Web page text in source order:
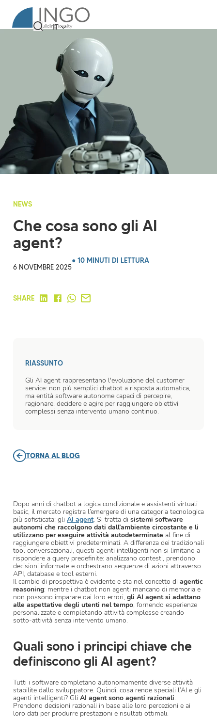
IT
NEWS
Che cosa sono gli AI
agent?
6 NOVEMBRE 2025
● 10 MINUTI DI LETTURA
SHARE
RIASSUNTO
Gli AI agent rappresentano l'evoluzione del customer
service: non più semplici chatbot a risposta automatica,
ma entità software autonome capaci di percepire,
ragionare, decidere e agire per raggiungere obiettivi
complessi senza intervento umano continuo.
TORNA AL BLOG
Dopo anni di chatbot a logica condizionale e assistenti virtuali
basic, il mercato registra l’emergere di una categoria tecnologica
più sofisticata: gli AI agent. Si tratta di sistemi software
autonomi che raccolgono dati dall’ambiente circostante e li
utilizzano per eseguire attività autodeterminate al fine di
raggiungere obiettivi predeterminati. A differenza dei tradizionali
tool conversazionali, questi agenti intelligenti non si limitano a
rispondere a query predefinite: analizzano contesti, prendono
decisioni informate e orchestrano sequenze di azioni attraverso
API, database e tool esterni.
Il cambio di prospettiva è evidente e sta nel concetto di agentic
reasoning: mentre i chatbot non agenti mancano di memoria e
non possono imparare dai loro errori, gli AI agent si adattano
alle aspettative degli utenti nel tempo, fornendo esperienze
personalizzate e completando attività complesse creando
sotto-attività senza intervento umano.
Quali sono i principi chiave che
definiscono gli AI agent?
Tutti i software completano autonomamente diverse attività
stabilite dallo sviluppatore. Quindi, cosa rende speciali l’AI e gli
agenti intelligenti? Gli AI agent sono agenti razionali.
Prendono decisioni razionali in base alle loro percezioni e ai
loro dati per produrre prestazioni e risultati ottimali.